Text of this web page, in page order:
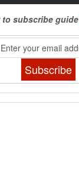
to subscribe guide